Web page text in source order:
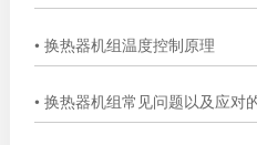
• 换热器机组温度控制原理
• 换热器机组常见问题以及应对